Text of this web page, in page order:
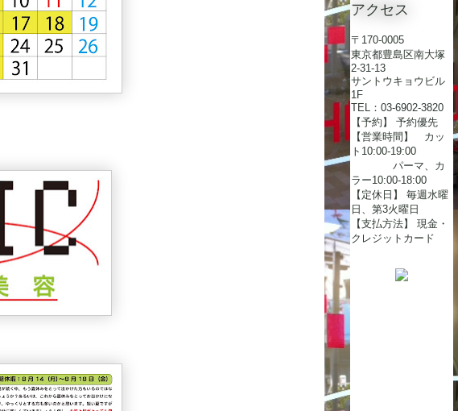
アクセス
〒170-0005
東京都豊島区南大塚
2-31-13
サントウキョウビル
1F
TEL：03-6902-3820
【予約】 予約優先
【営業時間】 カッ
ト10:00-19:00
パーマ、カ
ラー10:00-18:00
【定休日】 毎週水曜
日、第3火曜日
【支払方法】 現金・
クレジットカード